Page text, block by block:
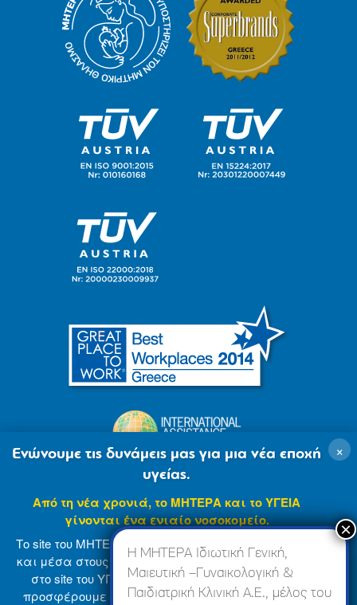
© 2007-2024 ΜΗΤΕΡΑ Α.Ε Όροι Χρήσης
Η ΜΗΤΕΡΑ Ιδιωτική Γενική,
Μαιευτική –Γυναικολογική &
Παιδιατρική Κλινική Α.Ε., μέλος του
×
Ενώνουμε τις δυνάμεις μας για μια νέα εποχή
υγείας.
Από τη νέα χρονιά, το ΜΗΤΕΡΑ και το ΥΓΕΙΑ
γίνονται ένα ενιαίο νοσοκομείο.
Το site του ΜΗΤΕΡΑ βρίσκεται σε φάση ανανέωσης
και μέσα στους επόμενους μήνες θα ενσωματωθεί
στο site του ΥΓΕΙΑ (www.hygeia.gr), ώστε να σας
προσφέρουμε μια πιο ολοκληρωμένη και ενιαία